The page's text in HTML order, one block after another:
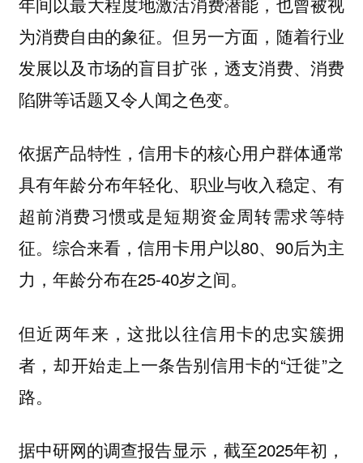
为消费自由的象征。但另一方面，随着行业
发展以及市场的盲目扩张，透支消费、消费
陷阱等话题又令人闻之色变。
依据产品特性，信用卡的核心用户群体通常
具有年龄分布年轻化、职业与收入稳定、有
超前消费习惯或是短期资金周转需求等特
征。综合来看，信用卡用户以80、90后为主
力，年龄分布在25-40岁之间。
但近两年来，这批以往信用卡的忠实簇拥
者，却开始走上一条告别信用卡的“迁徙”之
路。
据中研网的调查报告显示，截至2025年初，